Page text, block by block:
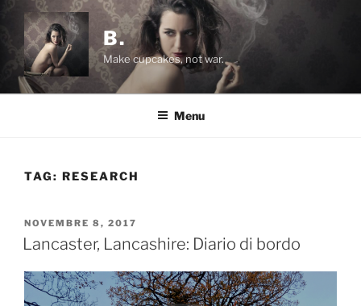
Salta
contenuto
B.
Make cupcakes, not war.
Menu
TAG: RESEARCH
PUBBLICATO
IL
NOVEMBRE 8, 2017
Lancaster, Lancashire: Diario di bordo